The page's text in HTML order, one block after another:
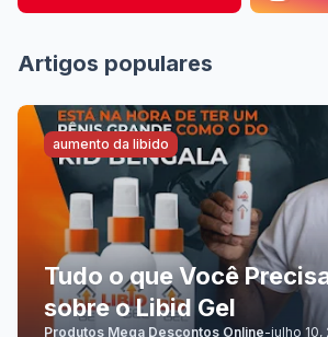
Artigos populares
aumento da libido
Tudo o que Você
sobre o Libid Gel
Produtos Mega Descontos Online-julho 10,